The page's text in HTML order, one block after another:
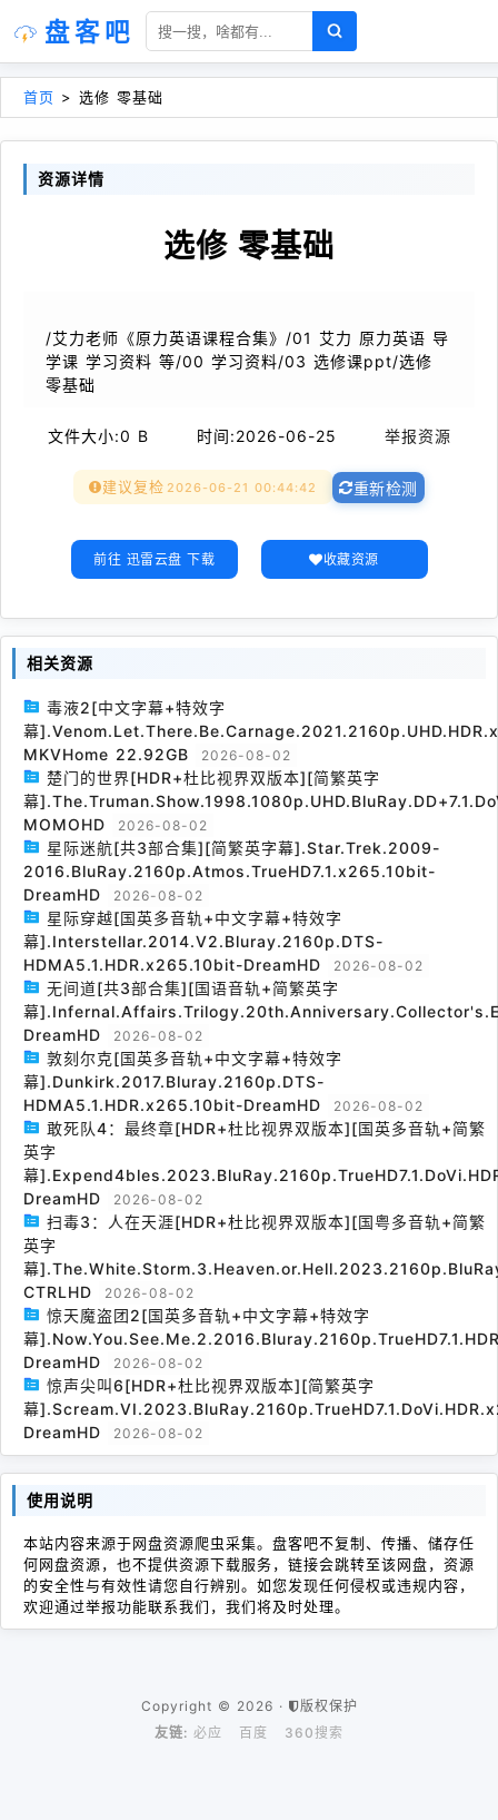
盘客吧
首页 > 选修 零基础
资源详情
选修 零基础
/艾力老师《原力英语课程合集》/01 艾力 原力英语 导
学课 学习资料 等/00 学习资料/03 选修课ppt/选修
零基础
文件大小:0 B 时间:2026-06-25 举报资源
建议复检 2026-06-21 00:44:42 重新检测
前往 迅雷云盘 下载 收藏资源
相关资源
毒液2[中文字幕+特效字
幕
MKVHome 22.92GB
2026-08-02
楚门的世界[HDR+杜比视界双版本][简繁英字
幕
MOMOHD
2026-08-02
星际迷航[共3部合集][简繁英字幕].Star.Trek.2009-
2016.BluRay.2160p.Atmos.TrueHD7.1.x265.10bit-
DreamHD
2026-08-02
星际穿越[国英多音轨+中文字幕+特效字
幕].Interstellar.2014.V2.Bluray.2160p.DTS-
HDMA5.1.HDR.x265.10bit-DreamHD
2026-08-02
无间道[共3部合集][国语音轨+简繁英字
幕
DreamHD
2026-08-02
敦刻尔克[国英多音轨+中文字幕+特效字
幕].Dunkirk.2017.Bluray.2160p.DTS-
HDMA5.1.HDR.x265.10bit-DreamHD
2026-08-02
敢死队4：最终章[HDR+杜比视界双版本][国英多音轨+简繁
英字
幕
DreamHD
2026-08-02
扫毒3：人在天涯[HDR+杜比视界双版本][国粤多音轨+简繁
英字
幕
CTRLHD
2026-08-02
惊天魔盗团2[国英多音轨+中文字幕+特效字
幕
DreamHD
2026-08-02
惊声尖叫6[HDR+杜比视界双版本][简繁英字
幕
DreamHD
2026-08-02
使用说明
本站内容来源于网盘资源爬虫采集。盘客吧不复制、传播、储存任
何网盘资源，也不提供资源下载服务，链接会跳转至该网盘，资源
的安全性与有效性请您自行辨别。如您发现任何侵权或违规内容，
欢迎通过举报功能联系我们，我们将及时处理。
Copyright © 2026 ·
版权保护
友链: 必应 百度 360搜索